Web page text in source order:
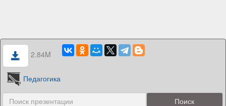
2.84M
Педагогика